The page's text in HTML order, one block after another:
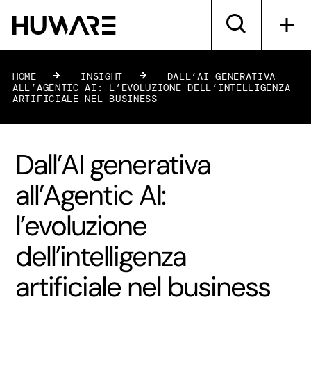
HOME » INSIGHT »
DALL’AI GENERATIVA
ALL’AGENTIC AI: L’EVOLUZIONE DELL’INTELLIGENZA
ARTIFICIALE NEL BUSINESS
Dall’AI generativa
all’Agentic AI:
l’evoluzione
dell’intelligenza
artificiale nel business